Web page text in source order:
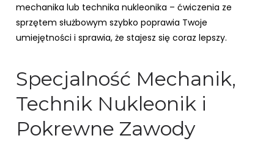
mechanika lub technika nukleonika – ćwiczenia ze
sprzętem służbowym szybko poprawia Twoje
umiejętności i sprawia, że stajesz się coraz lepszy.
Specjalność Mechanik,
Technik Nukleonik i
Pokrewne Zawody